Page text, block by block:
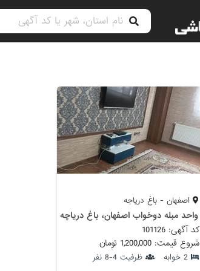
اصفهان - باغ دریاجه
واحد مبله دوخواب اصفهان، باغ دریاچه
کد آگهی: 101126
شروع قیمت: 1,200,000 تومان
2 خوابه ظرفیت 4-8 نفر